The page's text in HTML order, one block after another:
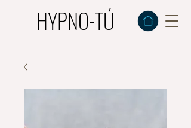
HYPNO-TÚ